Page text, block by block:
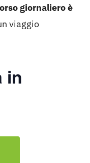
giornaliero è
viaggio
in